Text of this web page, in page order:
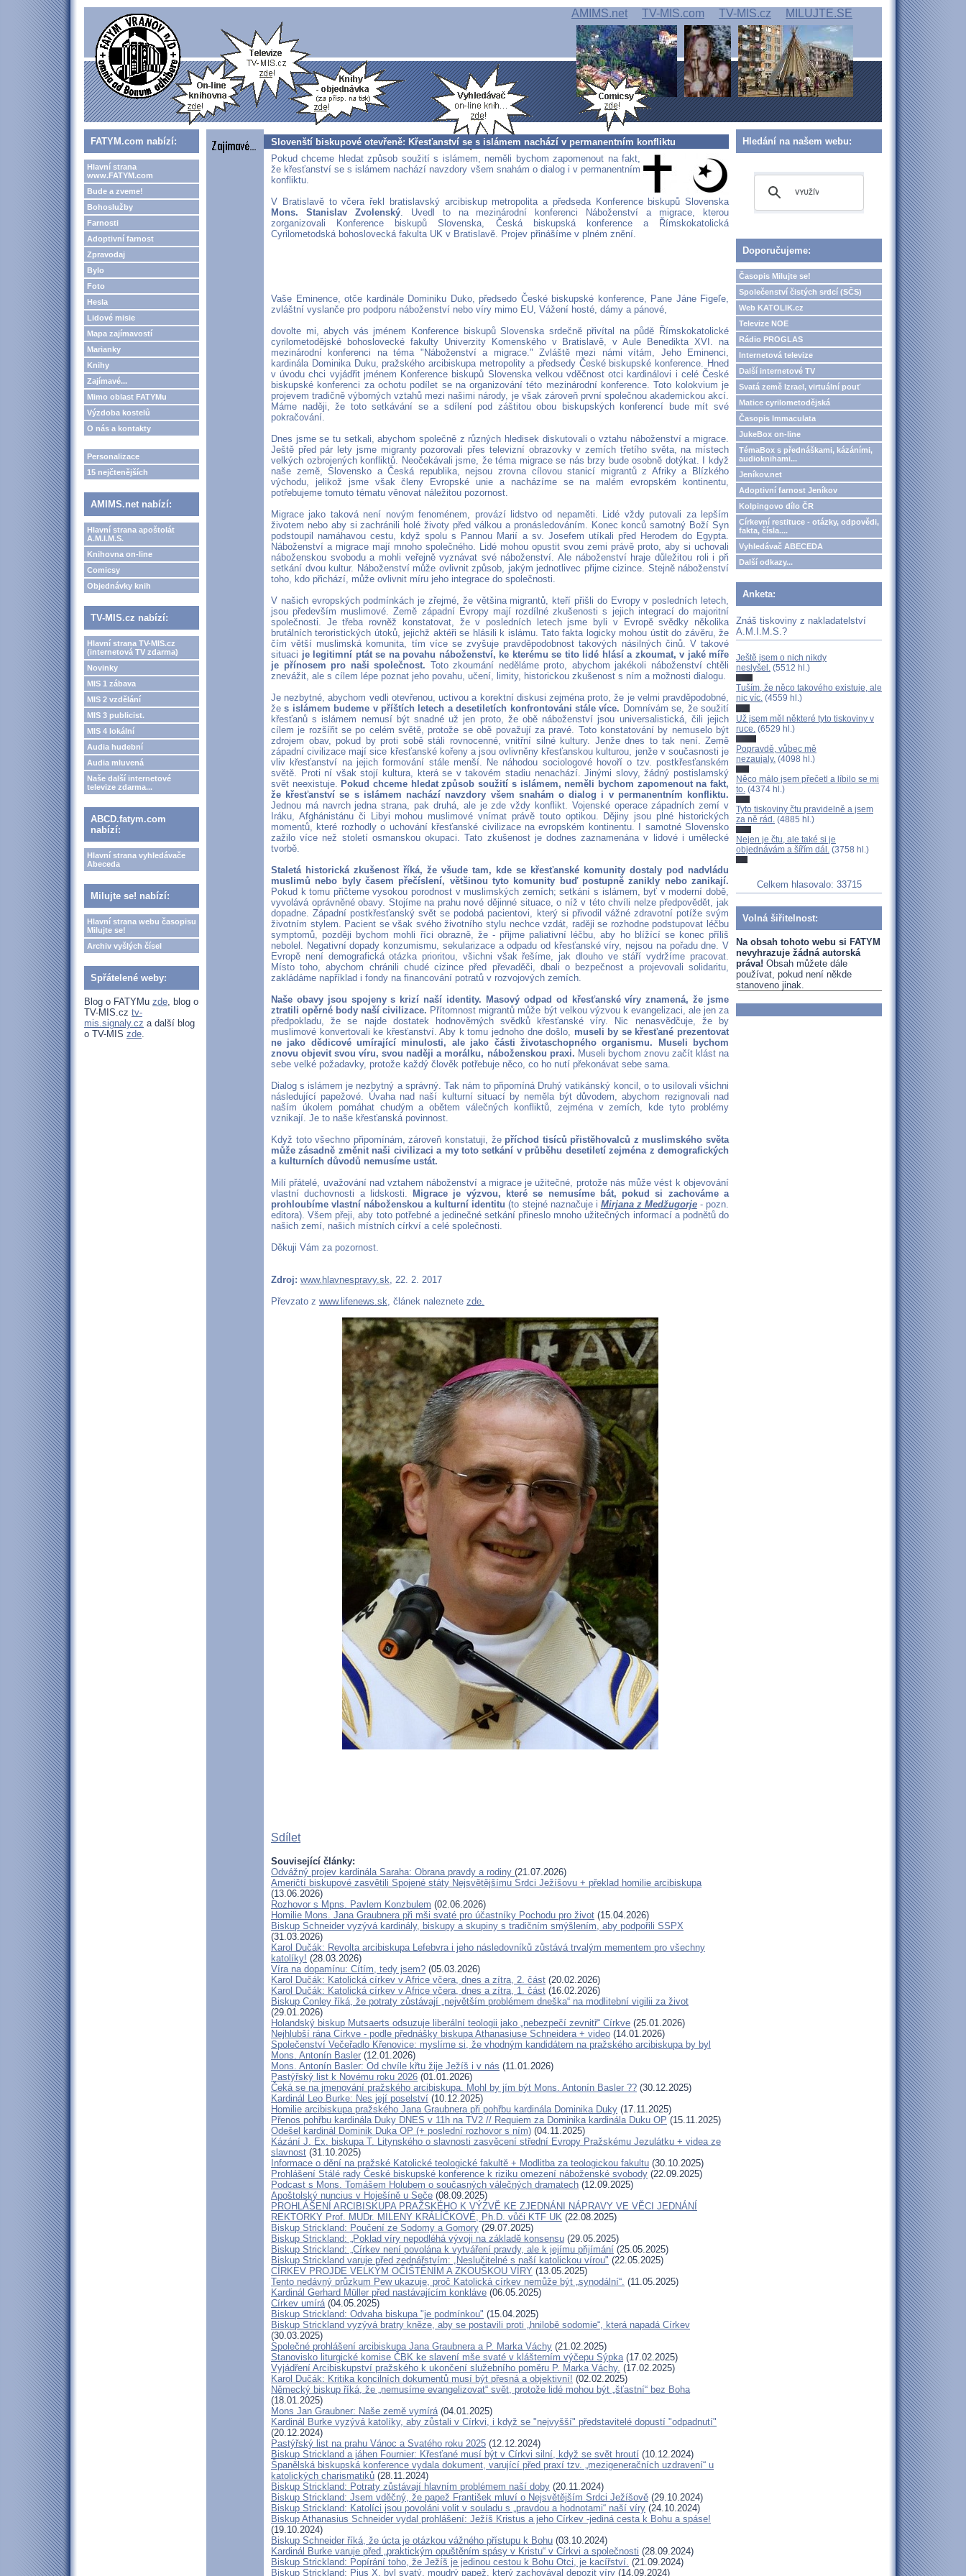
AMIMS.net TV-MIS.com TV-MIS.cz MILUJTE.SE
FATYM.com nabízí:
Hlavní strana
www.FATYM.com
Bude a zveme!
Bohoslužby
Farnosti
Adoptivní farnost
Zpravodaj
Bylo
Foto
Hesla
Lidové misie
Mapa zajímavostí
Marianky
Knihy
Zajímavé...
Mimo oblast FATYMu
Výzdoba kostelů
O nás a kontakty
Personalizace
15 nejčtenějších
AMIMS.net nabízí:
Hlavní strana apoštolát
A.M.I.M.S.
Knihovna on-line
Comicsy
Objednávky knih
TV-MIS.cz nabízí:
Hlavní strana TV-MIS.cz
(internetová TV zdarma)
Novinky
MIS 1 zábava
MIS 2 vzdělání
MIS 3 publicist.
MIS 4 lokální
Audia hudební
Audia mluvená
Naše další internetové
televize zdarma...
ABCD.fatym.com
nabízí:
Hlavní strana vyhledávače
Abeceda
Milujte se! nabízí:
Hlavní strana webu časopisu
Milujte se!
Archiv vyšlých čísel
Spřátelené weby:
Blog o FATYMu zde, blog o
TV-MIS.cz tv-
mis.signaly.cz a další blog
o TV-MIS zde.
Slovenští biskupové otevřeně: Křesťanství se s islámem nachází v permanentním konfliktu
Pokud chceme hledat způsob soužití s islámem, neměli bychom zapomenout na fakt,
že křesťanství se s islámem nachází navzdory všem snahám o dialog i v permanentním
konfliktu.
V Bratislavě to včera řekl bratislavský arcibiskup metropolita a předseda Konference biskupů Slovenska
Mons. Stanislav Zvolenský. Uvedl to na mezinárodní konferenci Náboženství a migrace, kterou
zorganizovali Konference biskupů Slovenska, Česká biskupská konference a Římskokatolická
Cyrilometodská bohoslovecká fakulta UK v Bratislavě. Projev přinášíme v plném znění.
Vaše Eminence, otče kardinále Dominiku Duko, předsedo České biskupské konference, Pane Jáne Figeľe,
zvláštní vyslanče pro podporu náboženství nebo víry mimo EU, Vážení hosté, dámy a pánové,
dovolte mi, abych vás jménem Konference biskupů Slovenska srdečně přivítal na půdě Římskokatolické
cyrilometodějské bohoslovecké fakulty Univerzity Komenského v Bratislavě, v Aule Benedikta XVI. na
mezinárodní konferenci na téma "Náboženství a migrace." Zvláště mezi námi vítám, Jeho Eminenci,
kardinála Dominika Duku, pražského arcibiskupa metropolity a předsedy České biskupské konference. Hned
v úvodu chci vyjádřit jménem Konference biskupů Slovenska velkou vděčnost otci kardinálovi i celé České
biskupské konferenci za ochotu podílet se na organizování této mezinárodní konference. Toto kolokvium je
projevem tradičně výborných vztahů mezi našimi národy, je však zároveň první společnou akademickou akcí.
Máme naději, že toto setkávání se a sdílení pod záštitou obou biskupských konferencí bude mít své
pokračování.
Dnes jsme se tu setkali, abychom společně z různých hledisek diskutovali o vztahu náboženství a migrace.
Ještě před pár lety jsme migranty pozorovali přes televizní obrazovky v zemích třetího světa, na místech
velkých ozbrojených konfliktů. Neočekávali jsme, že téma migrace se nás brzy bude osobně dotýkat. I když
naše země, Slovensko a Česká republika, nejsou zrovna cílovou stanicí migrantů z Afriky a Blízkého
východu, jelikož jsme však členy Evropské unie a nacházíme se na malém evropském kontinentu,
potřebujeme tomuto tématu věnovat náležitou pozornost.
Migrace jako taková není novým fenoménem, provází lidstvo od nepaměti. Lidé vždy putovali za lepším
životem nebo aby si zachránili holé životy před válkou a pronásledováním. Konec konců samotný Boží Syn
podstoupil namáhavou cestu, když spolu s Pannou Marií a sv. Josefem utíkali před Herodem do Egypta.
Náboženství a migrace mají mnoho společného. Lidé mohou opustit svou zemi právě proto, aby si uchovali
náboženskou svobodu a mohli veřejně vyznávat své náboženství. Ale náboženství hraje důležitou roli i při
setkání dvou kultur. Náboženství může ovlivnit způsob, jakým jednotlivec přijme cizince. Stejně náboženství
toho, kdo přichází, může ovlivnit míru jeho integrace do společnosti.
V našich evropských podmínkách je zřejmé, že většina migrantů, kteří přišli do Evropy v posledních letech,
jsou především muslimové. Země západní Evropy mají rozdílné zkušenosti s jejich integrací do majoritní
společnosti. Je třeba rovněž konstatovat, že v posledních letech jsme byli v Evropě svědky několika
brutálních teroristických útoků, jejichž aktéři se hlásili k islámu. Tato fakta logicky mohou ústit do závěru, že
čím větší muslimská komunita, tím více se zvyšuje pravděpodobnost takových násilných činů. V takové
situaci je legitimní ptát se na povahu náboženství, ke kterému se tito lidé hlásí a zkoumat, v jaké míře
je přínosem pro naši společnost. Toto zkoumání neděláme proto, abychom jakékoli náboženství chtěli
znevážit, ale s cílem lépe poznat jeho povahu, učení, limity, historickou zkušenost s ním a možnosti dialogu.
Je nezbytné, abychom vedli otevřenou, uctivou a korektní diskusi zejména proto, že je velmi pravděpodobné,
žes islámem budeme v příštích letech a desetiletích konfrontováni stále více. Domnívám se, že soužití
křesťanů s islámem nemusí být snadné už jen proto, že obě náboženství jsou universalistická, čili jejich
cílem je rozšířit se po celém světě, protože se obě považují za pravé. Toto konstatování by nemuselo být
zdrojem obav, pokud by proti sobě stáli rovnocenné, vnitřní silné kultury. Jenže dnes to tak není. Země
západní civilizace mají sice křesťanské kořeny a jsou ovlivněny křesťanskou kulturou, jenže v současnosti je
vliv křesťanství na jejich formování stále menší. Ne náhodou sociologové hovoří o tzv. postkřesťanském
světě. Proti ní však stojí kultura, která se v takovém stadiu nenachází. Jinými slovy, žádný postislamský
svět neexistuje. Pokud chceme hledat způsob soužití s ​​islámem, neměli bychom zapomenout na fakt,
že křesťanství se s islámem nachází navzdory všem snahám o dialog i v permanentním konfliktu.
Jednou má navrch jedna strana, pak druhá, ale je zde vždy konflikt. Vojenské operace západních zemí v
Iráku, Afghánistánu či Libyi mohou muslimové vnímat právě touto optikou. Dějiny jsou plné historických
momentů, které rozhodly o uchování křesťanské civilizace na evropském kontinentu. I samotné Slovensko
zažilo více než století osmanskou okupaci. Tato zkušenost je dodnes zaznamenána v lidové i umělecké
tvorbě.
Staletá historická zkušenost říká, že všude tam, kde se křesťanské komunity dostaly pod nadvládu
muslimů nebo byly časem přečíslení, většinou tyto komunity buď postupně zanikly nebo zanikají.
Pokud k tomu přičteme vysokou porodnost v muslimských zemích; setkání s islámem, byť v moderní době,
vyvolává oprávněné obavy. Stojíme na prahu nové dějinné situace, o níž v této chvíli nelze předpovědět, jak
dopadne. Západní postkřesťanský svět se podobá pacientovi, který si přivodil vážné zdravotní potíže svým
životním stylem. Pacient se však svého životního stylu nechce vzdát, raději se rozhodne podstupovat léčbu
symptomů, později bychom mohli říci obrazně, že - přijme paliativní léčbu, aby ho blížící se konec příliš
nebolel. Negativní dopady konzumismu, sekularizace a odpadu od křesťanské víry, nejsou na pořadu dne. V
Evropě není demografická otázka prioritou, všichni však řešíme, jak dlouho ve stáří vydržíme pracovat.
Místo toho, abychom chránili chudé cizince před převaděči, dbali o bezpečnost a projevovali solidaritu,
zakládáme například i fondy na financování potratů v rozvojových zemích.
Naše obavy jsou spojeny s krizí naší identity. Masový odpad od křesťanské víry znamená, že jsme
ztratili opěrné body naší civilizace. Přítomnost migrantů může být velkou výzvou k evangelizaci, ale jen za
předpokladu, že se najde dostatek hodnověrných svědků křesťanské víry. Nic nenasvědčuje, že by
muslimové konvertovali ke křesťanství. Aby k tomu jednoho dne došlo, museli by se křesťané prezentovat
ne jako dědicové umírající minulosti, ale jako části životaschopného organismu. Museli bychom
znovu objevit svou víru, svou naději a morálku, náboženskou praxi. Museli bychom znovu začít klást na
sebe velké požadavky, protože každý člověk potřebuje něco, co ho nutí překonávat sebe sama.
Dialog s islámem je nezbytný a správný. Tak nám to připomíná Druhý vatikánský koncil, o to usilovali všichni
následující papežové. Úvaha nad naší kulturní situací by neměla být důvodem, abychom rezignovali nad
naším úkolem pomáhat chudým a obětem válečných konfliktů, zejména v zemích, kde tyto problémy
vznikají. Je to naše křesťanská povinnost.
Když toto všechno připomínám, zároveň konstatuji, že příchod tisíců přistěhovalců z muslimského světa
může zásadně změnit naši civilizaci a my toto setkání v průběhu desetiletí zejména z demografických
a kulturních důvodů nemusíme ustát.
Milí přátelé, uvažování nad vztahem náboženství a migrace je užitečné, protože nás může vést k objevování
vlastní duchovnosti a lidskosti.
Migrace je výzvou, které se nemusíme bát, pokud si zachováme a
prohloubíme vlastní náboženskou a kulturní identitu (to stejné naznačuje i Mirjana z Medžugorje- pozn.
editora). Všem přeji, aby toto potřebné a jedinečné setkání přineslo mnoho užitečných informací a podnětů do
našich zemí, našich místních církví a celé společnosti.
Děkuji Vám za pozornost.
Zdroj: www.hlavnespravy.sk, 22. 2. 2017
Převzato z www.lifenews.sk, článek naleznete zde.
Sdílet
Související články:
Odvážný projev kardinála Saraha: Obrana pravdy a rodiny (21.07.2026)
Američtí biskupové zasvětili Spojené státy Nejsvětějšímu Srdci Ježíšovu + překlad homilie arcibiskupa
(13.06.2026)
Rozhovor s Mpns. Pavlem Konzbulem (02.06.2026)
Homilie Mons. Jana Graubnera při mši svaté pro účastníky Pochodu pro život (15.04.2026)
Biskup Schneider vyzývá kardinály, biskupy a skupiny s tradičním smýšlením, aby podpořili SSPX
(31.03.2026)
Karol Dučák: Revolta arcibiskupa Lefebvra i jeho následovníků zůstává trvalým mementem pro všechny
katolíky! (28.03.2026)
Víra na dopamínu: Cítím, tedy jsem? (05.03.2026)
Karol Dučák: Katolická církev v Africe včera, dnes a zítra, 2. část (20.02.2026)
Karol Dučák: Katolická církev v Africe včera, dnes a zítra, 1. část (16.02.2026)
Biskup Conley říká, že potraty zůstávají „největším problémem dneška“ na modlitební vigilii za život
(29.01.2026)
Holandský biskup Mutsaerts odsuzuje liberální teologii jako „nebezpečí zevnitř“ Církve (25.01.2026)
Nejhlubší rána Církve - podle přednášky biskupa Athanasiuse Schneidera + video (14.01.2026)
Společenství Večeřadlo Křenovice: myslíme si, že vhodným kandidátem na pražského arcibiskupa by byl
Mons. Antonín Basler (12.01.2026)
Mons. Antonín Basler: Od chvíle křtu žije Ježíš i v nás (11.01.2026)
Pastýřský list k Novému roku 2026 (01.01.2026)
Čeká se na jmenování pražského arcibiskupa. Mohl by jím být Mons. Antonín Basler ?? (30.12.2025)
Kardinál Leo Burke: Nes její poselství (10.12.2025)
Homilie arcibiskupa pražského Jana Graubnera při pohřbu kardinála Dominika Duky (17.11.2025)
Přenos pohřbu kardinála Duky DNES v 11h na TV2 // Requiem za Dominika kardinála Duku OP (15.11.2025)
Odešel kardinál Dominik Duka OP (+ poslední rozhovor s ním) (04.11.2025)
Kázání J. Ex. biskupa T. Litynského o slavnosti zasvěcení střední Evropy Pražskému Jezulátku + videa ze
slavnost (31.10.2025)
Informace o dění na pražské Katolické teologické fakultě + Modlitba za teologickou fakultu (30.10.2025)
Prohlášení Stálé rady České biskupské konference k riziku omezení náboženské svobody (22.09.2025)
Podcast s Mons. Tomášem Holubem o současných válečných dramatech (12.09.2025)
Apoštolský nuncius v Hoješíně u Seče (08.09.2025)
PROHLÁŠENÍ ARCIBISKUPA PRAŽSKÉHO K VÝZVĚ KE ZJEDNÁNI NÁPRAVY VE VĚCI JEDNÁNÍ
REKTORKY Prof. MUDr. MILENY KRÁLÍČKOVÉ, Ph.D. vůči KTF UK (22.08.2025)
Biskup Strickland: Poučení ze Sodomy a Gomory (29.07.2025)
Biskup Strickland: „Poklad víry nepodléhá vývoji na základě konsensu (29.05.2025)
Biskup Strickland: „Církev není povolána k vytváření pravdy, ale k jejímu přijímání (25.05.2025)
Biskup Strickland varuje před zednářstvím: „Neslučitelné s naší katolickou vírou" (22.05.2025)
CÍRKEV PROJDE VELKÝM OČIŠTĚNÍM A ZKOUŠKOU VÍRY (13.05.2025)
Tento nedávný průzkum Pew ukazuje, proč Katolická církev nemůže být „synodální“. (11.05.2025)
Kardinál Gerhard Müller před nastávajícím konkláve (06.05.2025)
Církev umírá(04.05.2025)
Biskup Strickland: Odvaha biskupa "je podmínkou" (15.04.2025)
Biskup Strickland vyzývá bratry kněze, aby se postavili proti „hnilobě sodomie“, která napadá Církev
(30.03.2025)
Společné prohlášení arcibiskupa Jana Graubnera a P. Marka Váchy (21.02.2025)
Stanovisko liturgické komise ČBK ke slavení mše svaté v klášterním výčepu Sýpka(17.02.2025)
Vyjádření Arcibiskupství pražského k ukončení služebního poměru P. Marka Váchy. (17.02.2025)
Karol Dučák: Kritika koncilních dokumentů musí být přesná a objektivní! (02.02.2025)
Německý biskup říká, že „nemusíme evangelizovat“ svět, protože lidé mohou být „šťastní“ bez Boha
(18.01.2025)
Mons Jan Graubner: Naše země vymírá(04.01.2025)
Kardinál Burke vyzývá katolíky, aby zůstali v Církvi, i když se "nejvyšší" představitelé dopustí "odpadnutí"
(20.12.2024)
Pastýřský list na prahu Vánoc a Svatého roku 2025 (12.12.2024)
Biskup Strickland a jáhen Fournier: Křesťané musí být v Církvi silní, když se svět hroutí (10.12.2024)
Španělská biskupská konference vydala dokument, varující před praxí tzv. „mezigeneračních uzdravení“ u
katolických charismatiků (28.11.2024)
Biskup Strickland: Potraty zůstávají hlavním problémem naší doby (20.11.2024)
Biskup Strickland: Jsem vděčný, že papež František mluví o Nejsvětějším Srdci Ježíšově (29.10.2024)
Biskup Strickland: Katolíci jsou povoláni volit v souladu s „pravdou a hodnotami“ naší víry (24.10.2024)
Biskup Athanasius Schneider vydal prohlášení: Ježíš Kristus a jeho Církev -jediná cesta k Bohu a spáse!
(19.10.2024)
Biskup Schneider říká, že úcta je otázkou vážného přístupu k Bohu (03.10.2024)
Kardinál Burke varuje před „praktickým opuštěním spásy v Kristu“ v Církvi a společnosti (28.09.2024)
Biskup Strickland: Popírání toho, že Ježíš je jedinou cestou k Bohu Otci, je kacířství. (21.09.2024)
Biskup Strickland: Pius X. byl svatý, moudrý papež, který zachovával depozit víry (14.09.2024)
Hledání na našem webu:
Doporučujeme:
Časopis Milujte se!
Společenství čistých srdcí (SČS)
Web KATOLIK.cz
Televize NOE
Rádio PROGLAS
Internetová televize
Další internetové TV
Svatá země Izrael, virtuální pouť
Matice cyrilometodějská
Časopis Immaculata
JukeBox on-line
TémaBox s přednáškami, kázáními,
audioknihami...
Jeníkov.net
Adoptivní farnost Jeníkov
Kolpingovo dílo ČR
Církevní restituce - otázky, odpovědi,
fakta, čísla....
Vyhledávač ABECEDA
Další odkazy...
Anketa:
Znáš tiskoviny z nakladatelství
A.M.I.M.S.?
Ještě jsem o nich nikdy
neslyšel. (5512 hl.)
Tuším, že něco takového existuje, ale
nic víc. (4559 hl.)
Už jsem měl některé tyto tiskoviny v
ruce. (6529 hl.)
Popravdě, vůbec mě
nezaujaly. (4098 hl.)
Něco málo jsem přečetl a líbilo se mi
to. (4374 hl.)
Tyto tiskoviny čtu pravidelně a jsem
za ně rád. (4885 hl.)
Nejen je čtu, ale také si je
objednávám a šířím dál. (3758 hl.)
Celkem hlasovalo: 33715
Volná šiřitelnost:
Na obsah tohoto webu si FATYM
nevyhrazuje žádná autorská
práva! Obsah můžete dále
používat, pokud není někde
stanoveno jinak.